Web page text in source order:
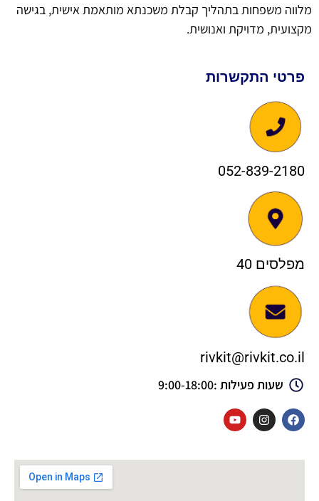
מלווה משפחות בתהליך קבלת משכנתא מותאמת אישית, בגישה
מקצועית, מדויקת ואנושית.
פרטי התקשרות
052-839-2180
מפלסים 40
rivkit@rivkit.co.il
שעות פעילות :9:00-18:00